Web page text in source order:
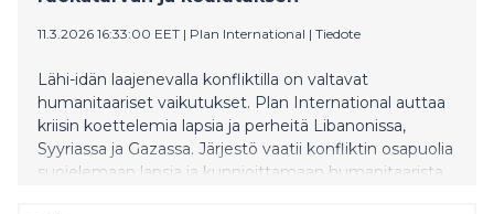
11.3.2026 16:33:00 EET | Plan International | Tiedote
Lähi-idän laajenevalla konfliktilla on valtavat
humanitaariset vaikutukset. Plan International auttaa
kriisin koettelemia lapsia ja perheitä Libanonissa,
Syyriassa ja Gazassa. Järjestö vaatii konfliktin osapuolia
suojelemaan lapsia ja kunnioittamaan humanitaarista